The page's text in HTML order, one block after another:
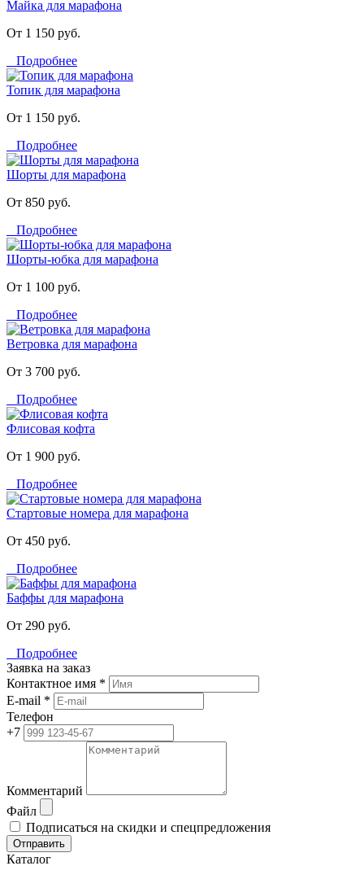
Майка для марафона
От 1 150 руб.
Подробнее
Топик для марафона
От 1 150 руб.
Подробнее
Шорты для марафона
От 850 руб.
Подробнее
Шорты-юбка для марафона
От 1 100 руб.
Подробнее
Ветровка для марафона
От 3 700 руб.
Подробнее
Флисовая кофта
От 1 900 руб.
Подробнее
Стартовые номера для марафона
От 450 руб.
Подробнее
Баффы для марафона
От 290 руб.
Подробнее
Заявка на заказ
Контактное имя *
E-mail *
Телефон
+7
Комментарий
Файл
Подписаться на скидки и спецпредложения
Отправить
Каталог